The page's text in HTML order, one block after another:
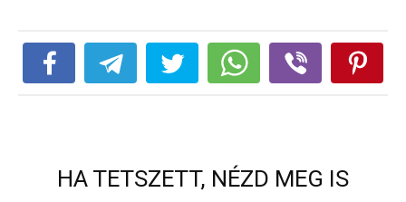
HA TETSZETT, NÉZD MEG IS